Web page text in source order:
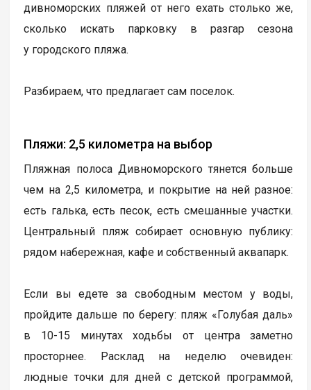
дивноморских пляжей от него ехать столько же,
сколько искать парковку в разгар сезона
у городского пляжа.
Разбираем, что предлагает сам поселок.
Пляжи: 2,5 километра на выбор
Пляжная полоса Дивноморского тянется больше
чем на 2,5 километра, и покрытие на ней разное:
есть галька, есть песок, есть смешанные участки.
Центральный пляж собирает основную публику:
рядом набережная, кафе и собственный аквапарк.
Если вы едете за свободным местом у воды,
пройдите дальше по берегу: пляж «Голубая даль»
в 10-15 минутах ходьбы от центра заметно
просторнее. Расклад на неделю очевиден:
людные точки для дней с детской программой,